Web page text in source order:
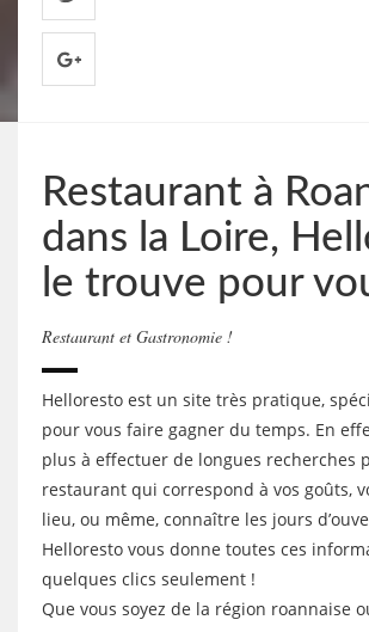
Restaurant à
dans la Loire,
le trouve pour
Restaurant et Gastronomie !
Helloresto est un site très pratique,
pour vous faire gagner du temps. En
plus à effectuer de longues recherches
restaurant qui correspond à vos goûts,
lieu, ou même, connaître les jours
Helloresto vous donne toutes ces
quelques clics seulement !
Que vous soyez de la région roannaise